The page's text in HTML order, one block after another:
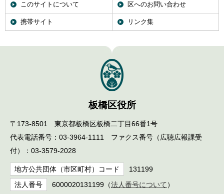
このサイトについて 区へのお問い合わせ
携帯サイト リンク集
板橋区役所
〒173-8501 東京都板橋区板橋二丁目66番1号
代表電話番号：03-3964-1111 ファクス番号（広聴広報課受
付）：03-3579-2028
地方公共団体（市区町村）コード 131199
法人番号 6000020131199（法人番号について ）